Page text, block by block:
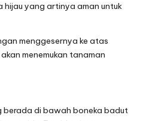
hijau yang artinya aman untuk
menggesernya ke atas
menemukan tanaman
di bawah boneka badut